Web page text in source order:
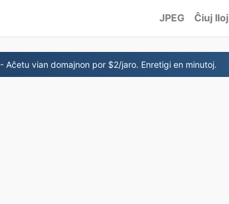
JPEG Ĉiuj Iloj
- Aĉetu vian domajnon por $2/jaro. Enretigi en minutoj.